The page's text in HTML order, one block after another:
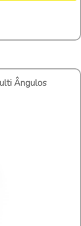
Ângulos